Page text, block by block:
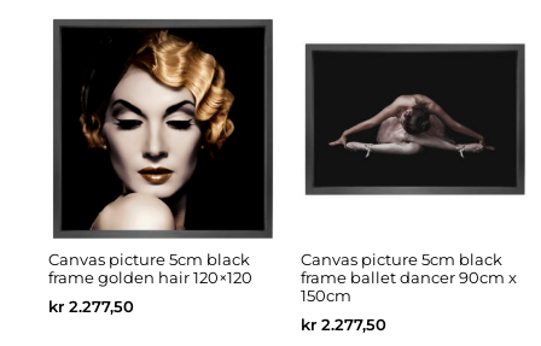
Canvas picture 5cm black
frame golden hair 120×120
kr 2.277,50
Canvas picture 5cm black
frame ballet dancer 90cm x
150cm
kr 2.277,50